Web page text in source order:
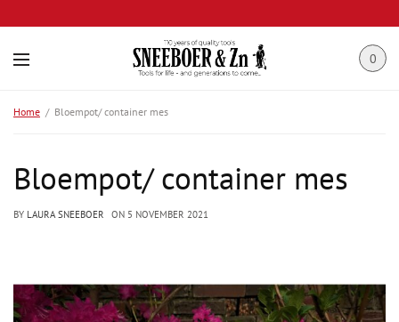
0
Home Bloempot/ container mes
Bloempot/ container mes
BY LAURA SNEEBOER ON 5 NOVEMBER 2021